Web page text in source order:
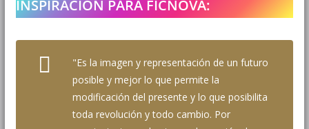
INSPIRACIÓN PARA FICNOVA:
"Es la imagen y representación de un futuro
posible y mejor lo que permite la
modificación del presente y lo que posibilita
toda revolución y todo cambio. Por